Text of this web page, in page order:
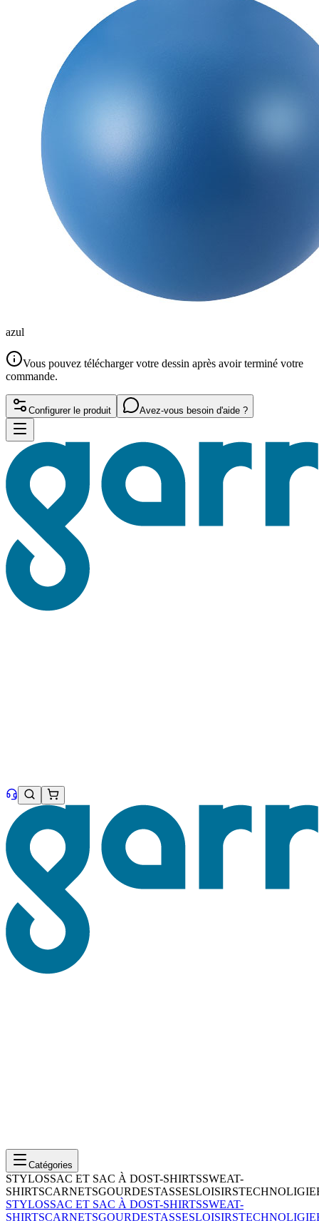
azul
Vous pouvez télécharger votre dessin après avoir terminé votre
commande.
Configurer le produit Avez-vous besoin d'aide ?
Catégories
STYLOSSAC ET SAC À DOST-SHIRTSSWEAT-
SHIRTSCARNETSGOURDESTASSESLOISIRSTECHNOLIGIE
STYLOSSAC ET SAC À DOST-SHIRTSSWEAT-
SHIRTSCARNETSGOURDESTASSESLOISIRSTECHNOLIGIE